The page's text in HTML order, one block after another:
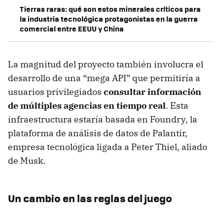
Tierras raras: qué son estos minerales críticos para
la industria tecnológica protagonistas en la guerra
comercial entre EEUU y China
La magnitud del proyecto también involucra el
desarrollo de una “mega API” que permitiría a
usuarios privilegiados consultar información
de múltiples agencias en tiempo real. Esta
infraestructura estaría basada en Foundry, la
plataforma de análisis de datos de Palantir,
empresa tecnológica ligada a Peter Thiel, aliado
de Musk.
Un cambio en las reglas del juego